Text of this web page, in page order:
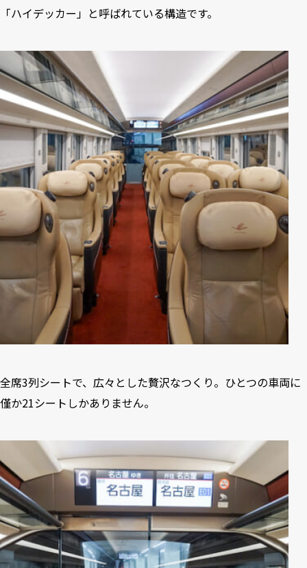
「ハイデッカー」と呼ばれている構造です。
全席3列シートで、広々とした贅沢なつくり。ひとつの車両に
僅か21シートしかありません。